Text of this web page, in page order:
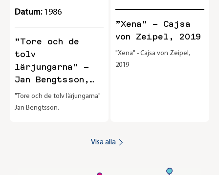
Datum: 1986
”Tore och de
tolv
lärjungarna” –
Jan Bengtsson,
1986
"Tore och de tolv lärjungarna"
Jan Bengtsson.
”Xena” – Cajsa
von Zeipel, 2019
"Xena" - Cajsa von Zeipel,
2019
Visa alla